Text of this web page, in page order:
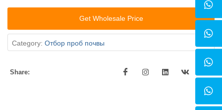
Get Wholesale Price
Category: Отбор проб почвы
Share: